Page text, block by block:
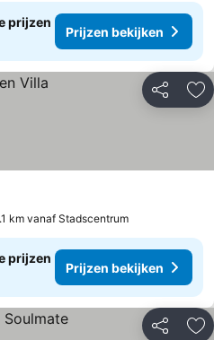
prijzen
Prijzen bekijken
Delen
km vanaf Stadscentrum
prijzen
Prijzen bekijken
Delen